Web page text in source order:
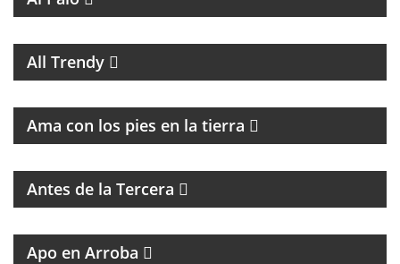
MAGAZINE DE MUSICA, ENTREVISTAS Y
All Trendy
PROGRAMA DE ESPIRITUALIDAD CON MARCIA
Ama con los pies en la tierra
MAGAZINE DE ENTRETENIMIENTO CON
Antes de la Tercera
GRAN PROPUESTA DEL GRAN REFERENTE DEL
Apo en Arroba